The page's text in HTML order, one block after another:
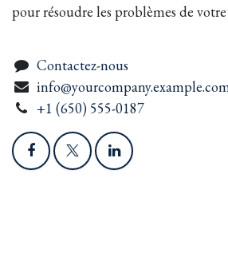
pour résoudre les problèmes de
Contactez-nous
+1 (650) 555-0187